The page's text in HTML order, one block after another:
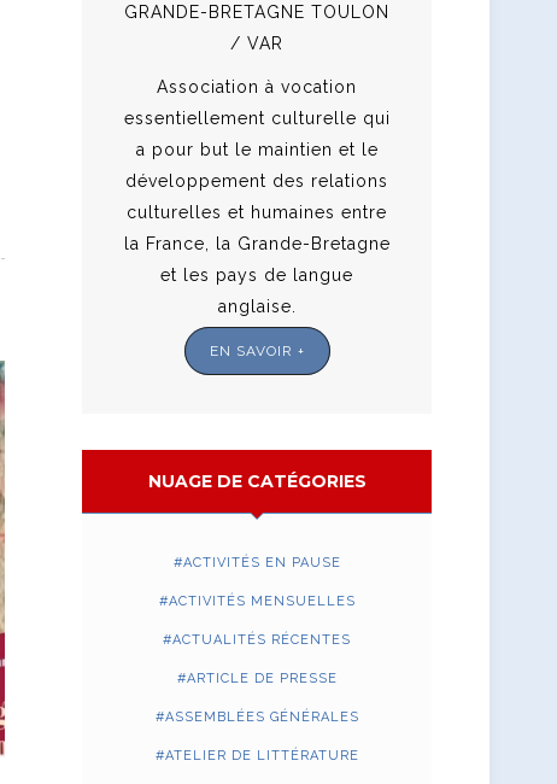
GRANDE-BRETAGNE TOULON
/ VAR
Association à vocation
essentiellement culturelle qui
a pour but le maintien et le
développement des relations
culturelles et humaines entre
la France, la Grande-Bretagne
et les pays de langue
anglaise.
EN SAVOIR +
NUAGE DE CATÉGORIES
ACTIVITÉS EN PAUSE
ACTIVITÉS MENSUELLES
ACTUALITÉS RÉCENTES
ARTICLE DE PRESSE
ASSEMBLÉES GÉNÉRALES
ATELIER DE LITTÉRATURE